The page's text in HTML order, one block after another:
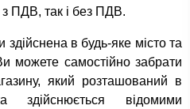
з ПДВ, так і без ПДВ.
в будь-яке місто та
можете самостійно забрати
який розташований в
здійснюється відомими